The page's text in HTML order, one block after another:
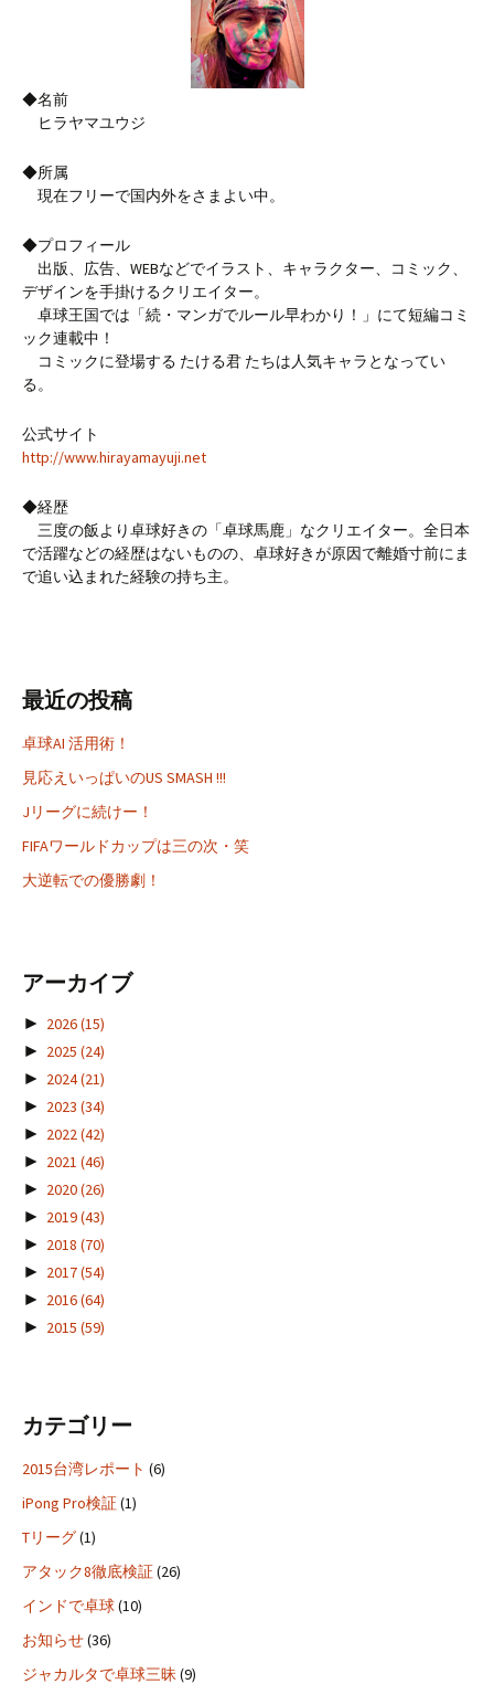
◆名前
ヒラヤマユウジ
◆所属
現在フリーで国内外をさまよい中。
◆プロフィール
出版、広告、WEBなどでイラスト、キャラクター、コミック、
デザインを手掛けるクリエイター。
卓球王国では「続・マンガでルール早わかり！」にて短編コミ
ック連載中！
コミックに登場する たける君 たちは人気キャラとなってい
る。
公式サイト
http://www.hirayamayuji.net
◆経歴
三度の飯より卓球好きの「卓球馬鹿」なクリエイター。全日本
で活躍などの経歴はないものの、卓球好きが原因で離婚寸前にま
で追い込まれた経験の持ち主。
最近の投稿
卓球AI 活用術！
見応えいっぱいのUS SMASH !!!
Jリーグに続けー！
FIFAワールドカップは三の次・笑
大逆転での優勝劇！
アーカイブ
► 2026(15)
► 2025 (24)
► 2024(21)
► 2023 (34)
► 2022(42)
► 2021 (46)
► 2020(26)
► 2019(43)
► 2018 (70)
► 2017(54)
► 2016(64)
► 2015 (59)
カテゴリー
2015台湾レポート (6)
iPong Pro検証(1)
Tリーグ(1)
アタック8徹底検証(26)
インドで卓球(10)
お知らせ(36)
ジャカルタで卓球三昧(9)